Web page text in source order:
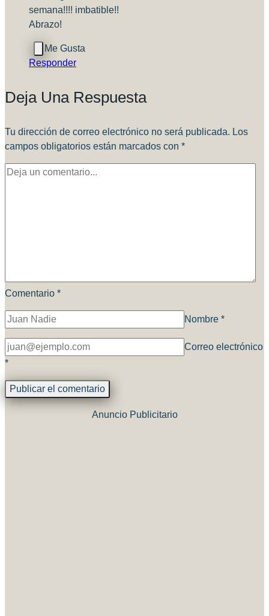
semana!!!! imbatible!!
Abrazo!
Responder
Deja Una Respuesta
Tu dirección de correo electrónico no será publicada. Los
campos obligatorios están marcados con *
Comentario *
Nombre *
Correo electrónico
*
Anuncio Publicitario